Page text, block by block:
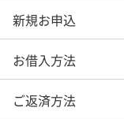
新規お申込
お借入方法
ご返済方法